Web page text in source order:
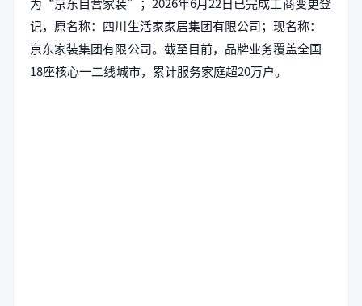
记，原名称：四川生活家家居集团有限公司；现名称：
京东家装集团有限公司。截至目前，品牌业务覆盖全国
18座核心一二线城市，累计服务家庭超20万户。